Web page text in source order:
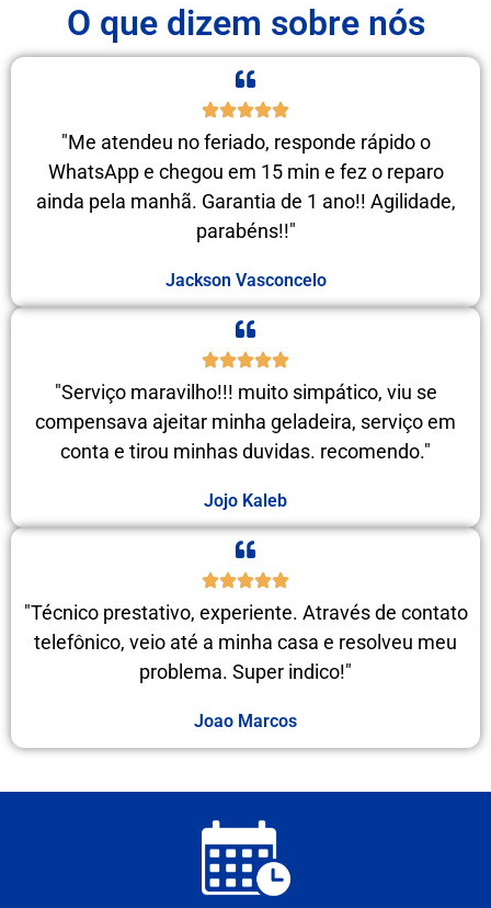
O que dizem sobre nós
"Me atendeu no feriado, responde rápido o
WhatsApp e chegou em 15 min e fez o reparo
ainda pela manhã. Garantia de 1 ano!! Agilidade,
parabéns!!"
Jackson Vasconcelo
"Serviço maravilho!!! muito simpático, viu se
compensava ajeitar minha geladeira, serviço em
conta e tirou minhas duvidas. recomendo."
Jojo Kaleb
"Técnico prestativo, experiente. Através de contato
telefônico, veio até a minha casa e resolveu meu
problema. Super indico!"
Joao Marcos